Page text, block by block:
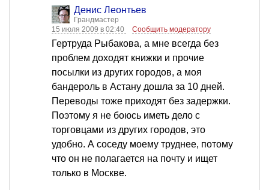
Денис Леонтьев
Грандмастер
15 июля 2009 в 02:40
Сообщить модератору
Гертруда Рыбакова, а мне всегда без
проблем доходят книжки и прочие
посылки из других городов, а моя
бандероль в Астану дошла за 10 дней.
Переводы тоже приходят без задержки.
Поэтому я не боюсь иметь дело с
торговцами из других городов, это
удобно. А соседу моему труднее, потому
что он не полагается на почту и ищет
только в Москве.